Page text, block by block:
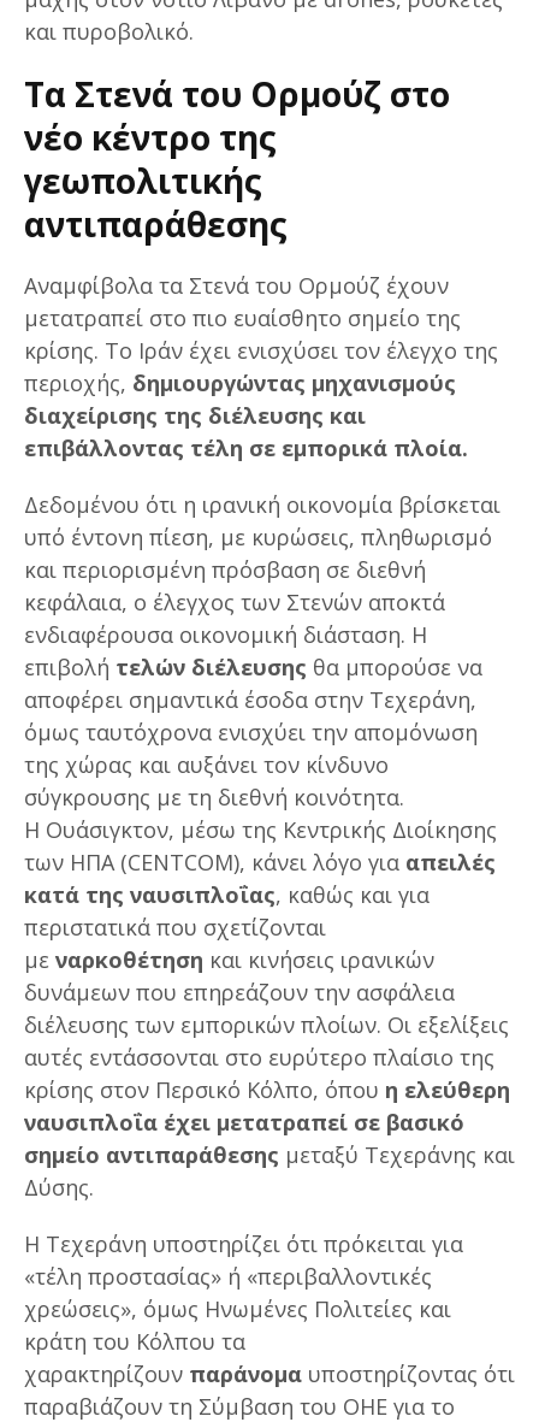
και πυροβολικό.
Τα Στενά του Ορμούζ στο
νέο κέντρο της
γεωπολιτικής
αντιπαράθεσης
Αναμφίβολα τα Στενά του Ορμούζ έχουν
μετατραπεί στο πιο ευαίσθητο σημείο της
κρίσης. Το Ιράν έχει ενισχύσει τον έλεγχο της
περιοχής, δημιουργώντας μηχανισμούς
διαχείρισης της διέλευσης και
επιβάλλοντας τέλη σε εμπορικά πλοία.
Δεδομένου ότι η ιρανική οικονομία βρίσκεται
υπό έντονη πίεση, με κυρώσεις, πληθωρισμό
και περιορισμένη πρόσβαση σε διεθνή
κεφάλαια, ο έλεγχος των Στενών αποκτά
ενδιαφέρουσα οικονομική διάσταση. Η
επιβολή τελών διέλευσης θα μπορούσε να
αποφέρει σημαντικά έσοδα στην Τεχεράνη,
όμως ταυτόχρονα ενισχύει την απομόνωση
της χώρας και αυξάνει τον κίνδυνο
σύγκρουσης με τη διεθνή κοινότητα.
Η Ουάσιγκτον, μέσω της Κεντρικής Διοίκησης
των ΗΠΑ (CENTCOM), κάνει λόγο για απειλές
κατά της ναυσιπλοΐας, καθώς και για
περιστατικά που σχετίζονται
με ναρκοθέτηση και κινήσεις ιρανικών
δυνάμεων που επηρεάζουν την ασφάλεια
διέλευσης των εμπορικών πλοίων. Οι εξελίξεις
αυτές εντάσσονται στο ευρύτερο πλαίσιο της
κρίσης στον Περσικό Κόλπο, όπου η ελεύθερη
ναυσιπλοΐα έχει μετατραπεί σε βασικό
σημείο αντιπαράθεσης μεταξύ Τεχεράνης και
Δύσης.
Η Τεχεράνη υποστηρίζει ότι πρόκειται για
«τέλη προστασίας» ή «περιβαλλοντικές
χρεώσεις», όμως Ηνωμένες Πολιτείες και
κράτη του Κόλπου τα
χαρακτηρίζουν παράνομα υποστηρίζοντας ότι
παραβιάζουν τη Σύμβαση του ΟΗΕ για το